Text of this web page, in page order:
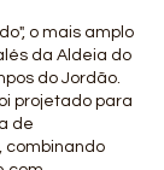
o mais amplo
da Aldeia do
do Jordão.
projetado para
de
combinando